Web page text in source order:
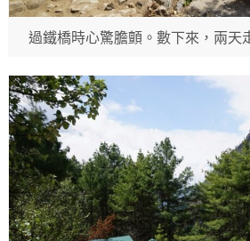
過鐵橋時心驚膽顫。數下來，兩天